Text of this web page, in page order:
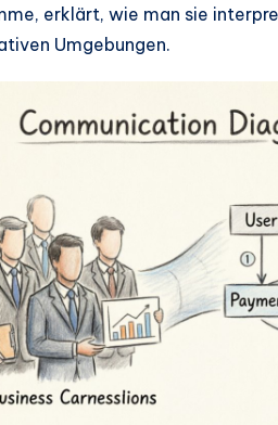
erklärt, wie man sie
Umgebungen.